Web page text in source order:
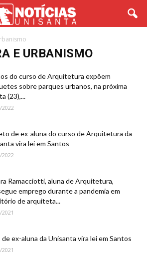
E URBANISMO
do curso de Arquitetura expõem
sobre parques urbanos, na próxima
(23),...
de ex-aluna do curso de Arquitetura da
vira lei em Santos
Ramacciotti, aluna de Arquitetura,
emprego durante a pandemia em
de arquiteta...
de ex-aluna da Unisanta vira lei em Santos